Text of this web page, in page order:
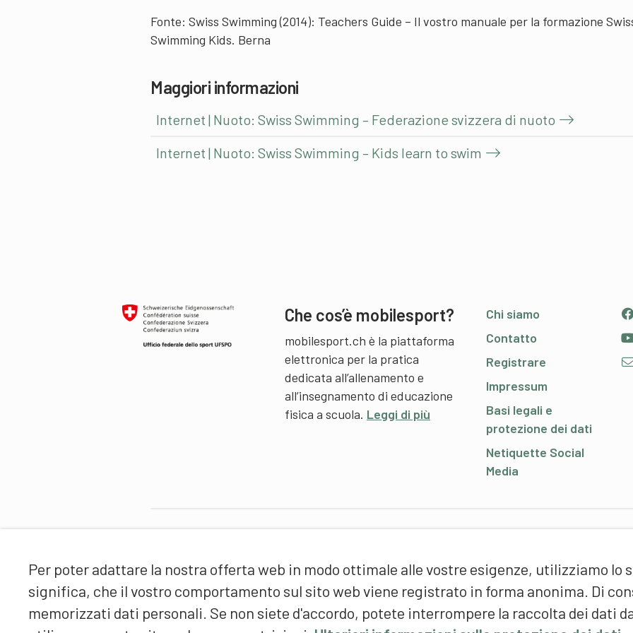
Per poter adattare la nostra offerta web in modo ottimale alle vostre esigenze, utilizziamo lo
significa, che il vostro comportamento sul sito web viene registrato in forma anonima. Di
memorizzati dati personali. Se non siete d'accordo, potete interrompere la raccolta dei dati
Fonte: Swiss Swimming (2014): Teachers Guide – Il vostro manuale per la formazione
Swimming Kids. Berna
Maggiori informazioni
Internet | Nuoto: Swiss Swimming – Federazione svizzera di nuoto
Internet | Nuoto: Swiss Swimming – Kids learn to swim
Che cos’è mobilesport?
mobilesport.ch è la piattaforma
elettronica per la pratica
dedicata all’allenamento e
all’insegnamento di educazione
fisica a scuola. Leggi di più
Chi siamo
Contatto
Registrare
Impressum
Basi legali e
protezione dei dati
Netiquette Social
Media